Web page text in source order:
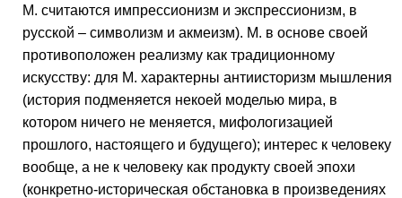
М. считаются импрессионизм и экспрессионизм, в
русской – символизм и акмеизм). М. в основе своей
противоположен реализму как традиционному
искусству: для М. характерны антиисторизм мышления
(история подменяется некоей моделью мира, в
котором ничего не меняется, мифологизацией
прошлого, настоящего и будущего); интерес к человеку
вообще, а не к человеку как продукту своей эпохи
(конкретно-историческая обстановка в произведениях